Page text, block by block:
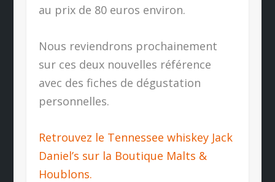
au prix de 80 euros environ.
Nous reviendrons prochainement
sur ces deux nouvelles référence
avec des fiches de dégustation
personnelles.
Retrouvez le Tennessee whiskey Jack
Daniel’s sur la Boutique Malts &
Houblons.